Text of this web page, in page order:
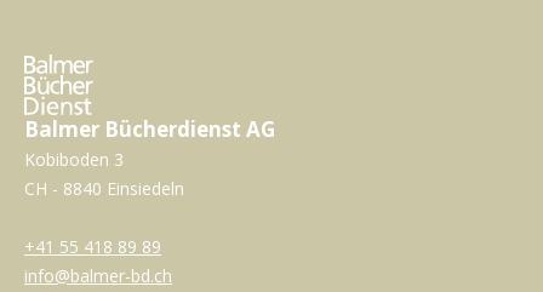
Balmer Bücherdienst AG
Kobiboden 3
CH - 8840 Einsiedeln
+41 55 418 89 89
info@balmer-bd.ch